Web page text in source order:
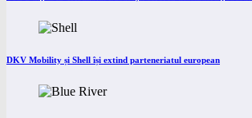
DKV Mobility și Shell își extind parteneriatul european